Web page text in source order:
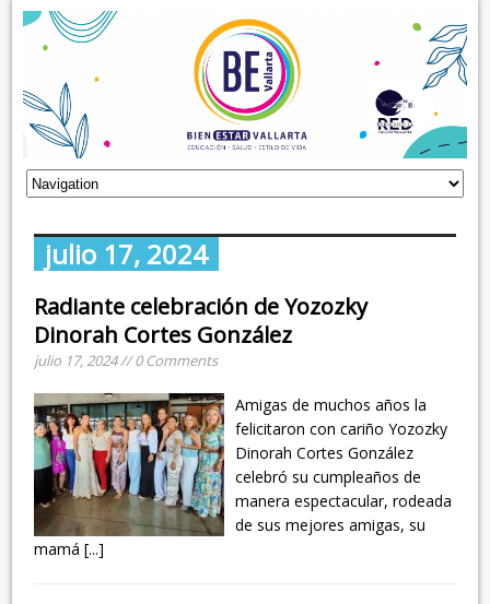
julio 17, 2024
Radiante celebración de Yozozky
Dinorah Cortes González
julio 17, 2024 // 0 Comments
Amigas de muchos años la
felicitaron con cariño Yozozky
Dinorah Cortes González
celebró su cumpleaños de
manera espectacular, rodeada
de sus mejores amigas, su
mamá[...]